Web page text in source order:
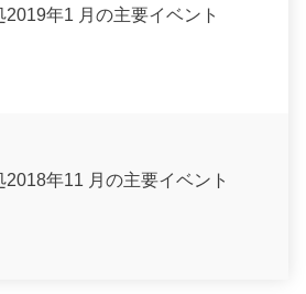
年1 月の主要イベント
年11 月の主要イベント